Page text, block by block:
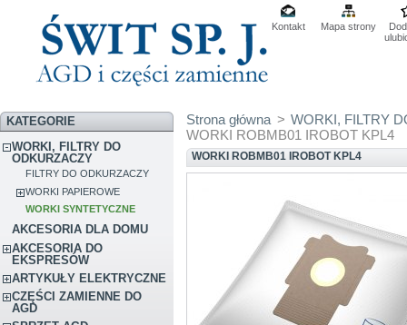
Kontakt Mapa strony
KATEGORIE
WORKI, FILTRY DO
ODKURZACZY
FILTRY DO ODKURZACZY
WORKI PAPIEROWE
WORKI SYNTETYCZNE
AKCESORIA DLA DOMU
AKCESORIA DO
EKSPRESÓW
ARTYKUŁY ELEKTRYCZNE
CZĘŚCI ZAMIENNE DO
AGD
Strona główna > WORKI, FILTRY
WORKI ROBMB01 IROBOT KPL4
WORKI ROBMB01 IROBOT KPL4